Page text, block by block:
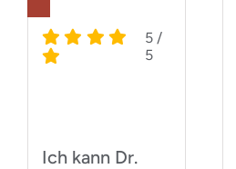
5 /
5
Ich kann Dr.